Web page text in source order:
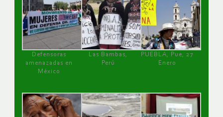
Defensoras
amenazadas en
México
Las Bambas,
Perú
PUEBLA, Pue, 27
Enero